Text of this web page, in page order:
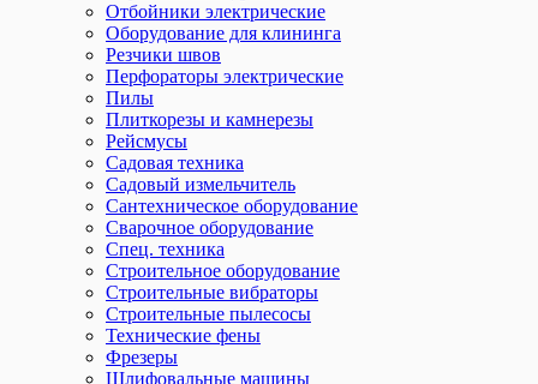
Отбойники электрические
Оборудование для клининга
Резчики швов
Перфораторы электрические
Пилы
Плиткорезы и камнерезы
Рейсмусы
Садовая техника
Садовый измельчитель
Сантехническое оборудование
Сварочное оборудование
Спец. техника
Строительное оборудование
Строительные вибраторы
Строительные пылесосы
Технические фены
Фрезеры
Шлифовальные машины